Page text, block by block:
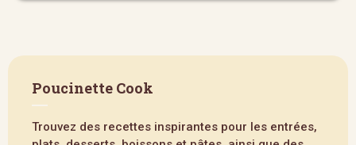
Poucinette Cook
Trouvez des recettes inspirantes pour les entrées,